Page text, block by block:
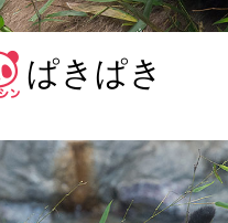
ぱきぱき